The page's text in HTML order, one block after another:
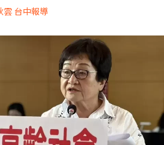
雲 台中報導